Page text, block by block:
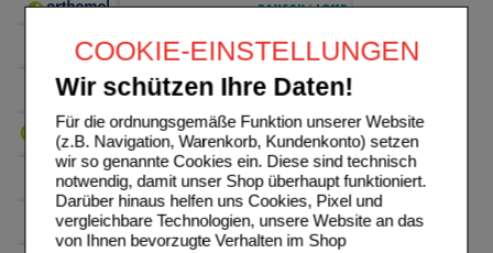
COOKIE-EINSTELLUNGEN
Wir schützen Ihre Daten!
Für die ordnungsgemäße Funktion unserer Website
(z.B. Navigation, Warenkorb, Kundenkonto) setzen
wir so genannte Cookies ein. Diese sind technisch
notwendig, damit unser Shop überhaupt funktioniert.
Darüber hinaus helfen uns Cookies, Pixel und
vergleichbare Technologien, unsere Website an das
von Ihnen bevorzugte Verhalten im Shop